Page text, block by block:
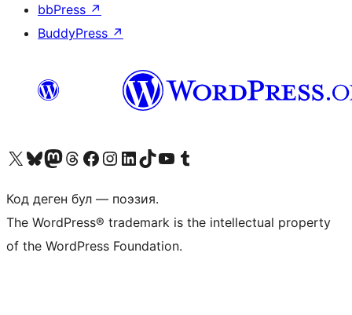
bbPress ↗
BuddyPress ↗
Visit our X (formerly Twitter) account
Visit our Bluesky account
Биздин Mastodon түрмөгүбүзгө баш багыңыз
Visit our Threads account
Биздин Facebook баракчабызга кириңиз
Биздин Instagram баракчабызга баш багыңыз
Биздин LinkedIn баракчабызга баш багыңыз
Visit our TikTok account
Visit our YouTube channel
Visit our Tumblr account
Код деген бул — поэзия.
The WordPress® trademark is the intellectual property
of the WordPress Foundation.